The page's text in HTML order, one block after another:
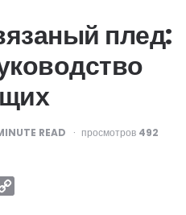
плед:
READ просмотров 492